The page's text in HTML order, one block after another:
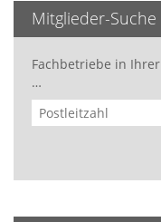
Mitglieder-Suche
Fachbetriebe in
…